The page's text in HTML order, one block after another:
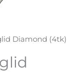
Diamond (4tk)